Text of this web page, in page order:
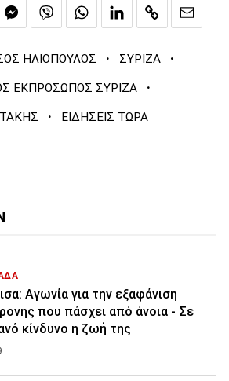
ΗΛΙΟΠΟΥΛΟΣ · ΣΥΡΙΖΑ ·
ΕΚΠΡΟΣΩΠΟΣ ΣΥΡΙΖΑ ·
· ΕΙΔΗΣΕΙΣ ΤΩΡΑ
Αγωνία για την εξαφάνιση
που πάσχει από άνοια - Σε
κίνδυνο η ζωή της